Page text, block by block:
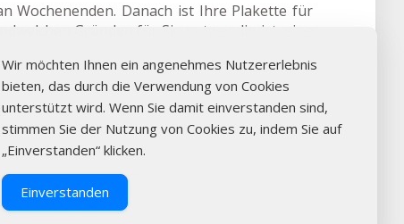
Wochenenden. Danach ist Ihre Plakette für
Gründen für Sie notwendig ist, eine
Überprüfen Sie online die Verfügbarkeit,
aus Löbejün. Durch den Online-Kauf der
Wir möchten Ihnen ein angenehmes Nutzererlebnis
bieten, das durch die Verwendung von Cookies
unterstützt wird. Wenn Sie damit einverstanden sind,
stimmen Sie der Nutzung von Cookies zu, indem Sie auf
„Einverstanden“ klicken.
Einverstanden